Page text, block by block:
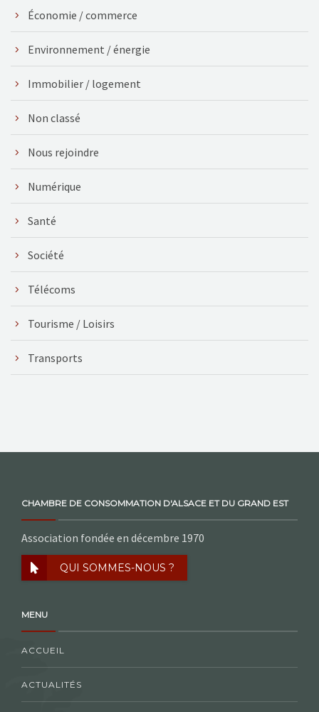
Économie / commerce
Environnement / énergie
Immobilier / logement
Non classé
Nous rejoindre
Numérique
Santé
Société
Télécoms
Tourisme / Loisirs
Transports
CHAMBRE DE CONSOMMATION D'ALSACE ET DU GRAND EST
Association fondée en décembre 1970
QUI SOMMES-NOUS ?
MENU
ACCUEIL
ACTUALITÉS